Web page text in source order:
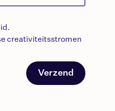
creativiteitsstromen
Verzend